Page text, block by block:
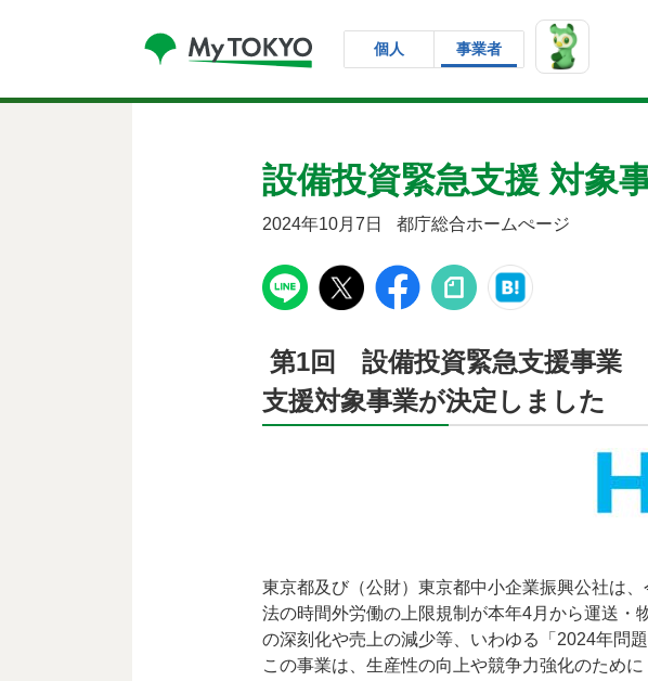
個人 事業者
設備投資緊急支援 対象
2024年10月7日 都庁総合ホームぺージ
第1回 設備投資緊急支援事業
支援対象事業が決定しました
東京都及び（公財）東京都中小企業振興公社は
法の時間外労働の上限規制が本年4月から運送・
の深刻化や売上の減少等、いわゆる「2024年問
この事業は、生産性の向上や競争力強化のため